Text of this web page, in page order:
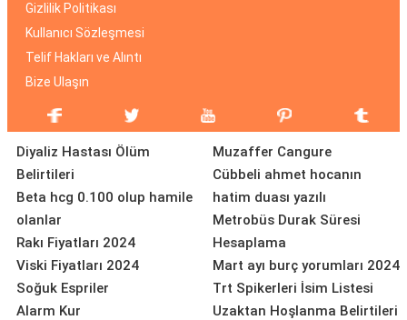
Gizlilik Politikası
Kullanıcı Sözleşmesi
Telif Hakları ve Alıntı
Bize Ulaşın
Diyaliz Hastası Ölüm
Belirtileri
Beta hcg 0.100 olup hamile
olanlar
Rakı Fiyatları 2024
Viski Fiyatları 2024
Soğuk Espriler
Alarm Kur
Muzaffer Cangure
Cübbeli ahmet hocanın
hatim duası yazılı
Metrobüs Durak Süresi
Hesaplama
Mart ayı burç yorumları 2024
Trt Spikerleri İsim Listesi
Uzaktan Hoşlanma Belirtileri